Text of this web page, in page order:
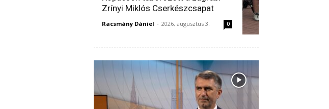
Zrínyi Miklós Cserkészcsapat
Racsmány Dániel - 2026, augusztus 3. 0